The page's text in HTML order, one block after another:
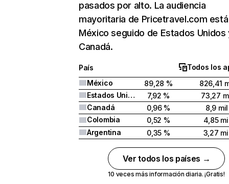
pasados por alto. La audiencia
mayoritaria de Pricetravel.com
México seguido de Estados Unidos
Canadá.
País
Todos los
México
89,28 %
826,41
Estados Unidos
7,92 %
73,27
Canadá
0,96 %
8,9 mil
Colombia
0,52 %
4,85
Argentina
0,35 % 3,27
Ver todos los países →
10 veces más información diaria. ¡Gratis!